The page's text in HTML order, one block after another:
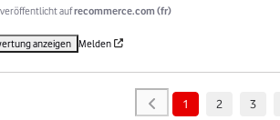
aufrecommerce.com (fr)
anzeigen Melden
1 2 3